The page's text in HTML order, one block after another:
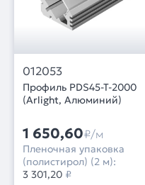
012053
Профиль PDS45-T-2000
(Arlight, Алюминий)
1 650,60₽/м
Пленочная упаковка
(полистирол) (2 м):
3 301,20 ₽